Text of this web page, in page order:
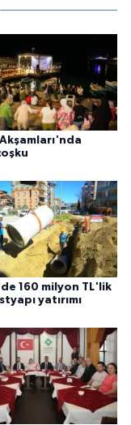
160 milyon TL'lik
yatırımı